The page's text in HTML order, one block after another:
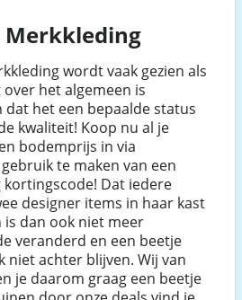
Merkkleding
wordt vaak gezien als
het algemeen is
het een bepaalde status
kwaliteit! Koop nu al je
bodemprijs in via
te maken van een
Dat iedere
designer items in haar kast
dan ook niet meer
veranderd en een beetje
achter blijven. Wij van
je daarom graag een beetje